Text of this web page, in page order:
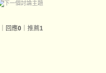
｜回應0 推薦1